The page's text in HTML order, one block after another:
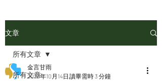
文章
所有文章
所有文章
金言甘雨
2023年10月14日 讀畢需時 3 分鐘